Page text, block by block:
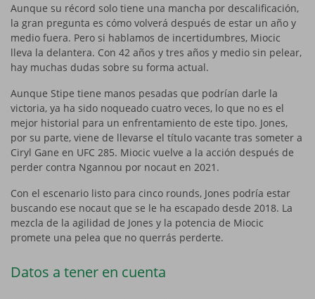
Aunque su récord solo tiene una mancha por descalificación,
la gran pregunta es cómo volverá después de estar un año y
medio fuera. Pero si hablamos de incertidumbres, Miocic
lleva la delantera. Con 42 años y tres años y medio sin pelear,
hay muchas dudas sobre su forma actual.
Aunque Stipe tiene manos pesadas que podrían darle la
victoria, ya ha sido noqueado cuatro veces, lo que no es el
mejor historial para un enfrentamiento de este tipo. Jones,
por su parte, viene de llevarse el título vacante tras someter a
Ciryl Gane en UFC 285. Miocic vuelve a la acción después de
perder contra Ngannou por nocaut en 2021.
Con el escenario listo para cinco rounds, Jones podría estar
buscando ese nocaut que se le ha escapado desde 2018. La
mezcla de la agilidad de Jones y la potencia de Miocic
promete una pelea que no querrás perderte.
Datos a tener en cuenta